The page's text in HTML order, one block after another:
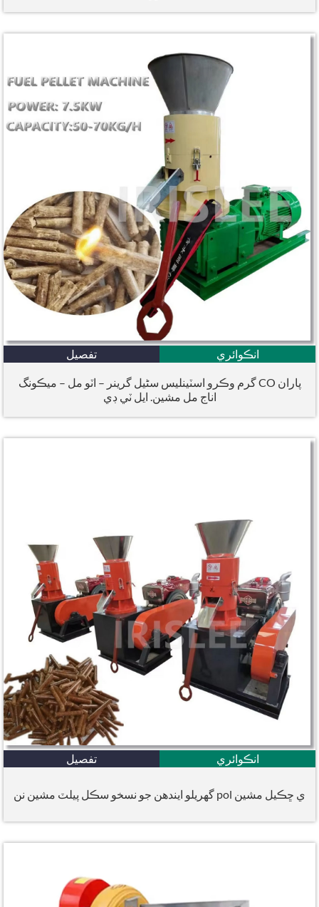
تفصيل انڪوائري
گرم وڪرو اسٽينلیس سٹیل گرينر – اٽو مل – ميڪونگ CO پاران
اناج مل مشين. ايل ٽي ڊي
تفصيل انڪوائري
گهريلو ايندھن جو نسخو سڪل پيلٽ مشين نن pol ي ڇڪيل مشين